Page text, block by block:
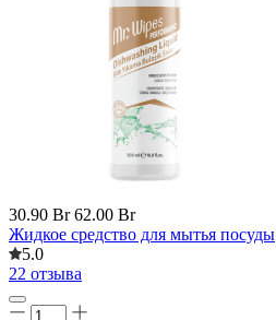
30.90 Br 62.00 Br
Жидкое средство для мытья посуды
5.0
22 отзыва